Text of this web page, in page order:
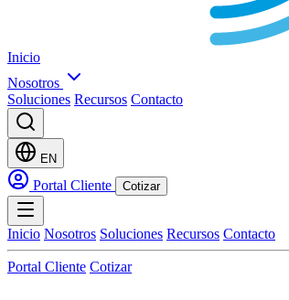
Inicio
Nosotros
Soluciones Recursos Contacto
EN
Portal Cliente Cotizar
Inicio Nosotros Soluciones Recursos Contacto
Portal Cliente Cotizar